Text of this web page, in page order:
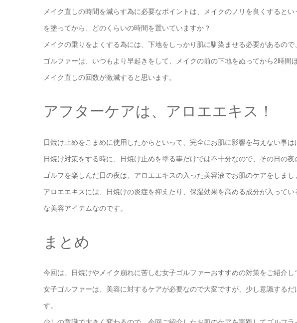
メイク直しの時間を減らす為に必要なポイントは、メイクのノリを良くすると
を塗ってから、どのくらいの時間を置いていますか？
メイクの乗りをよくする為には、下地をしっかり肌に馴染ませる必要があるの
ゴルファーは、いつもより早起きをして、メイクの前の下地をぬってから2時間
メイク直しの回数が激減すると思います。
アフターケアは、アロエエキス！
日焼け止めをこまめに使用したからといって、完全にお肌に影響を与えない事は
日焼け対策をする時に、日焼け止めを塗る事だけでは不十分なので、その日の夜
ゴルフを楽しんだ日の夜は、アロエエキスの入った美容液でお肌のケアをしまし
アロエエキスには、日焼けの炎症を抑えたり、保湿効果を高める成分が入って
な美容アイテムなのです。
まとめ
今回は、日焼けやメイク崩れに苦しむ女子ゴルファーおすすめの対策をご紹介し
女子ゴルファーは、美容に対するケアが必要なので大変ですが、少し意識する
す。